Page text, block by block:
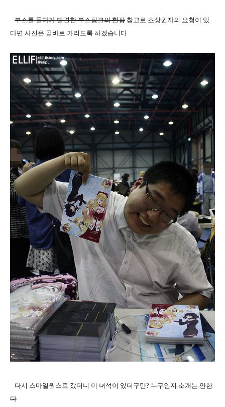
부스를 돌다가 발견한 부스펑크의 현장 참고로 초상권자의 요청이 있
다면 사진은 곧바로 가리도록 하겠습니다.
다시 스마일웤스로 갔더니 이 녀석이 있더구만? 누구인지 소개는 안한
다